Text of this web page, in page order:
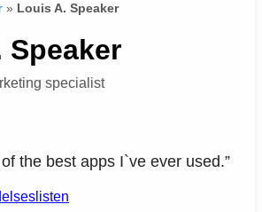
» Louis A. Speaker
Speaker
specialist
the best apps I`ve ever used.”